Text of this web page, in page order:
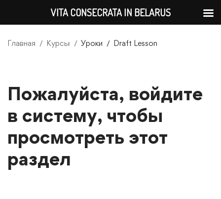
Главная Курсы Уроки Draft Lesson
Пожалуйста, войдите
в систему, чтобы
просмотреть этот
раздел
VITA CONSECRATA IN BELARUS